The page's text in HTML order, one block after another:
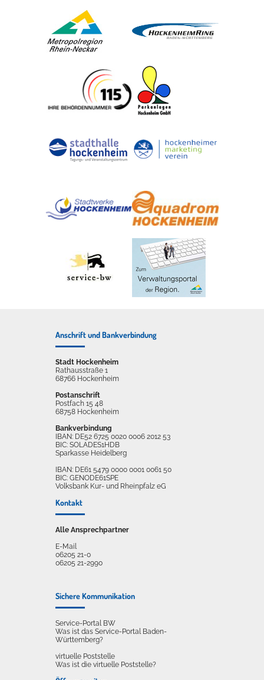
Anschrift und Bankverbindung
Stadt Hockenheim
Rathausstraße 1
68766 Hockenheim
Postanschrift
Postfach 15 48
68758 Hockenheim
Bankverbindung
IBAN: DE52 6725 0020 0006 2012 53
BIC: SOLADES1HDB
Sparkasse Heidelberg
IBAN: DE61 5479 0000 0001 0061 50
BIC: GENODE61SPE
Volksbank Kur- und Rheinpfalz eG
Kontakt
Alle Ansprechpartner
E-Mail
06205 21-0
06205 21-2990
Sichere Kommunikation
Service-Portal BW
Was ist das Service-Portal Baden-
Württemberg?
virtuelle Poststelle
Was ist die virtuelle Poststelle?